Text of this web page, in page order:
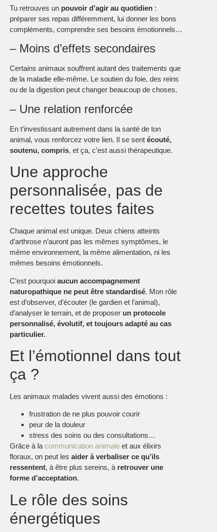
Tu retrouves un pouvoir d’agir au quotidien :
préparer ses repas différemment, lui donner les bons
compléments, comprendre ses besoins émotionnels…
– Moins d’effets secondaires
Certains animaux souffrent autant des traitements que
de la maladie elle-même. Le soutien du foie, des reins
ou de la digestion peut changer beaucoup de choses.
– Une relation renforcée
En t’investissant autrement dans la santé de ton
animal, vous renforcez votre lien. Il se sent écouté,
soutenu, compris, et ça, c’est aussi thérapeutique.
Une approche
personnalisée, pas de
recettes toutes faites
Chaque animal est unique. Deux chiens atteints
d’arthrose n’auront pas les mêmes symptômes, le
même environnement, la même alimentation, ni les
mêmes besoins émotionnels.
C’est pourquoi aucun accompagnement
naturopathique ne peut être standardisé. Mon rôle
est d’observer, d’écouter (le gardien et l’animal),
d’analyser le terrain, et de proposer un protocole
personnalisé, évolutif, et toujours adapté au cas
particulier.
Et l’émotionnel dans tout
ça ?
Les animaux malades vivent aussi des émotions :
frustration de ne plus pouvoir courir
peur de la douleur
stress des soins ou des consultations…
Grâce à lacommunication animale et aux élixirs
floraux, on peut les aider à verbaliser ce qu’ils
ressentent, à être plus sereins, à retrouver une
forme d’acceptation.
Le rôle des soins
énergétiques